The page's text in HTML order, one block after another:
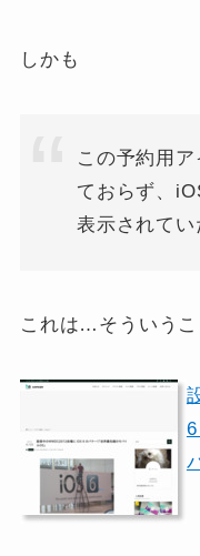
しかも
この予約用
ておらず、
表示されてい
これは…そういう